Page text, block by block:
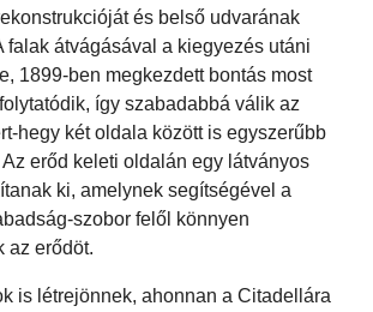
és belső udvarának
falak átvágásával a kiegyezés utáni
1899-ben megkezdett bontás most
így szabadabbá válik az
hegy két oldala között is egyszerűbb
Az erőd keleti oldalán egy látványos
ki, amelynek segítségével a
szobor felől könnyen
az erődöt.
is létrejönnek, ahonnan a Citadellára